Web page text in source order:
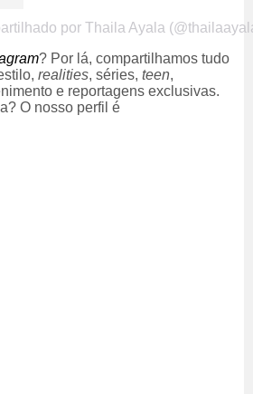
por Thaila Ayala
? Por lá, compartilhamos tudo
realities, séries, teen,
e reportagens exclusivas.
O nosso perfil é